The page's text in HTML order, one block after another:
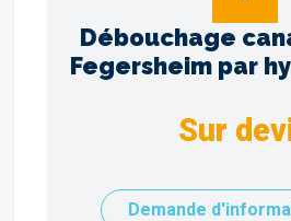
Débouchage
Fegersheim par
Sur
Demande